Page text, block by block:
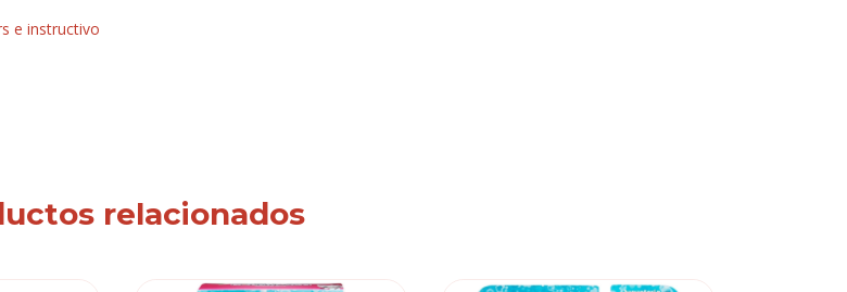
e instructivo
relacionados